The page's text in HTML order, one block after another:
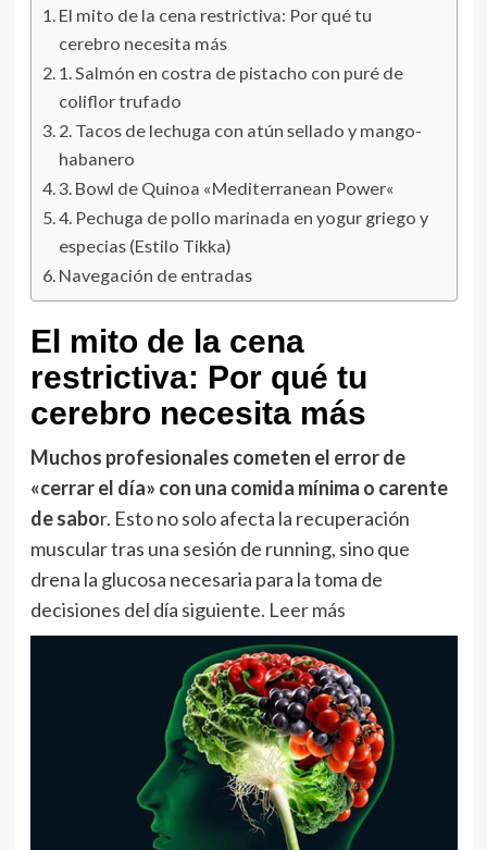
El mito de la cena restrictiva: Por qué tu
cerebro necesita más
1. Salmón en costra de pistacho con puré de
coliflor trufado
2. Tacos de lechuga con atún sellado y mango-
habanero
3. Bowl de Quinoa «Mediterranean Power«
4. Pechuga de pollo marinada en yogur griego y
especias (Estilo Tikka)
Navegación de entradas
El mito de la cena
restrictiva: Por qué tu
cerebro necesita más
Muchos profesionales cometen el error de
«cerrar el día» con una comida mínima o carente
de sabor. Esto no solo afecta la recuperación
muscular tras una sesión de running, sino que
drena la glucosa necesaria para la toma de
decisiones del día siguiente. Leer más